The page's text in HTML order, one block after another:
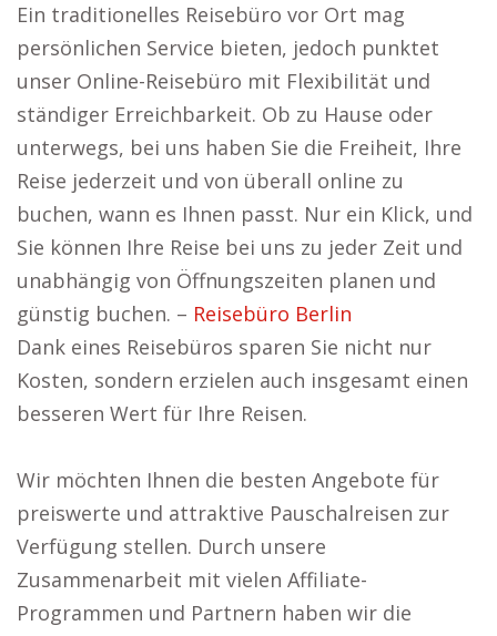
Ein traditionelles Reisebüro vor Ort mag
persönlichen Service bieten, jedoch punktet
unser Online-Reisebüro mit Flexibilität und
ständiger Erreichbarkeit. Ob zu Hause oder
unterwegs, bei uns haben Sie die Freiheit, Ihre
Reise jederzeit und von überall online zu
buchen, wann es Ihnen passt. Nur ein Klick, und
Sie können Ihre Reise bei uns zu jeder Zeit und
unabhängig von Öffnungszeiten planen und
günstig buchen. – Reisebüro Berlin
Dank eines Reisebüros sparen Sie nicht nur
Kosten, sondern erzielen auch insgesamt einen
besseren Wert für Ihre Reisen.
Wir möchten Ihnen die besten Angebote für
preiswerte und attraktive Pauschalreisen zur
Verfügung stellen. Durch unsere
Zusammenarbeit mit vielen Affiliate-
Programmen und Partnern haben wir die